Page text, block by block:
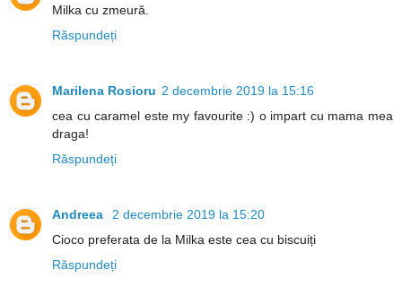
Milka cu zmeură.
Răspundeți
Marilena Rosioru 2 decembrie 2019 la 15:16
cea cu caramel este my favourite :) o impart cu mama mea
draga!
Răspundeți
Andreea
2 decembrie 2019 la 15:20
Cioco preferata de la Milka este cea cu biscuiți
Răspundeți